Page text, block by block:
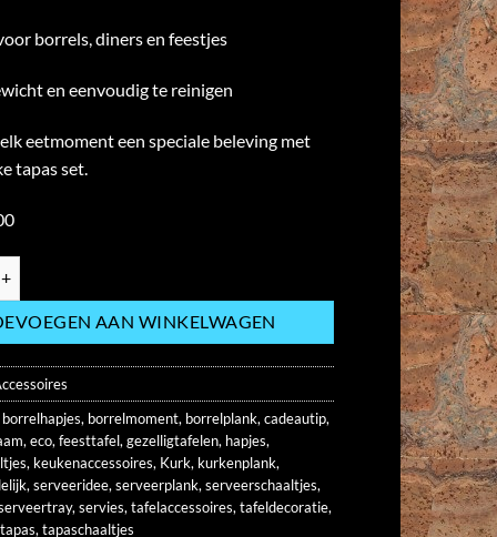
borrels, diners en feestjes
en eenvoudig te reinigen
eetmoment een speciale beleving met
tapas set.
schaaltjes op kurken ondergrond – stijlvol & duurzaam hoeveelheid
AAN WINKELWAGEN
borrelhapjes, borrelmoment, borrelplank,cadeautip,
,eco,feesttafel,gezelligtafelen, hapjes,
, keukenaccessoires, Kurk, kurkenplank,
,serveeridee,serveerplank,serveerschaaltjes,
,servies,tafelaccessoires,tafeldecoratie,
tapas,tapaschaaltjes